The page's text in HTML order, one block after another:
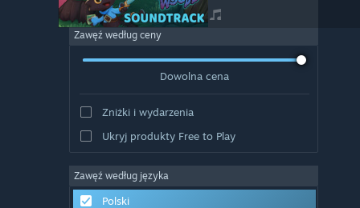
Zawęź według ceny
Dowolna cena
Zniżki i wydarzenia
Ukryj produkty Free to Play
Zawęź według języka
Polski